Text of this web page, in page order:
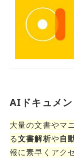
AIドキュメ
大量の文書やマ
る文書解析や自
報に素早くアク